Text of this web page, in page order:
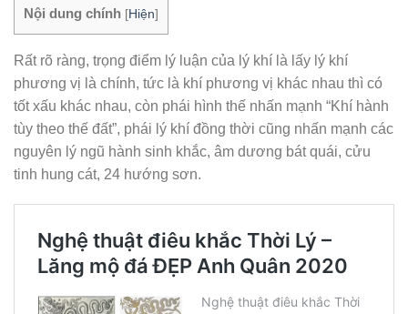
Nội dung chính [Hiện]
Rất rõ ràng, trọng điểm lý luận của lý khí là lấy lý khí
phương vị là chính, tức là khí phương vị khác nhau thì có
tốt xấu khác nhau, còn phái hình thế nhấn mạnh “Khí hành
tùy theo thế đất”, phái lý khí đồng thời cũng nhấn mạnh các
nguyên lý ngũ hành sinh khắc, âm dương bát quái, cửu
tinh hung cát, 24 hướng sơn.